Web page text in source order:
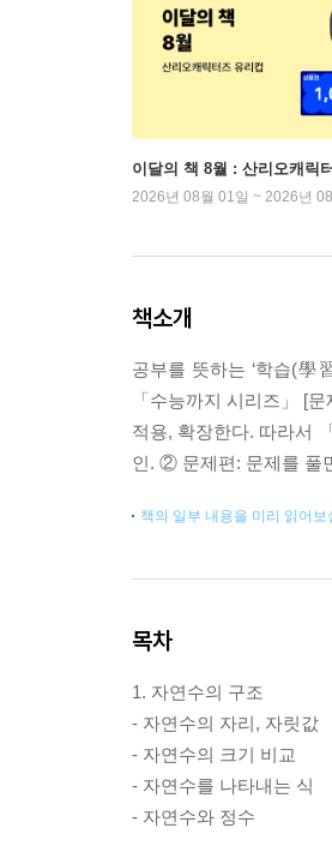
이달의 책 8월 : 산리오캐릭
2026년 08월 01일 ~ 2026년
책소개
공부를 뜻하는 ‘학습(學
「수능까지 시리즈」 [
적용, 확장한다. 따라서
인. ② 문제편: 문제를 풀
책의 일부 내용을 미리 읽어보
목차
1. 자연수의 구조
- 자연수의 자리, 자릿값
- 자연수의 크기 비교
- 자연수를 나타내는 식
- 자연수와 정수